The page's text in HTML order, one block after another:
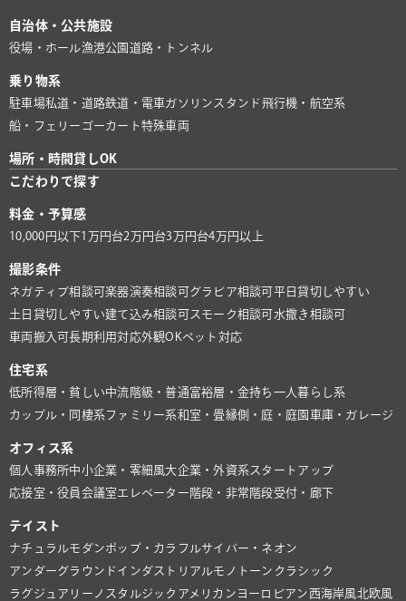
自治体・公共施設
役場・ホール漁港公園 道路・トンネル
乗り物系
駐車場私道・道路鉄道・電車 ガソリンスタンド 飛行機・航空系
船・フェリー ゴーカート特殊車両
場所・時間貸しOK
こだわりで探す
料金・予算感
10,000円以下1万円台2万円台3万円台4万円以上
撮影条件
ネガティブ相談可楽器演奏相談可 グラビア相談可 平日貸切しやすい
土日貸切しやすい建て込み相談可 スモーク相談可 水撒き相談可
車両搬入可長期利用対応外観OKペット対応
住宅系
低所得層・貧しい中流階級・普通富裕層・金持ち 一人暮らし系
カップル・同棲系ファミリー系和室・畳縁側・庭・庭園 車庫・ガレージ
オフィス系
個人事務所中小企業・零細風大企業・外資系スタートアップ
応接室・役員会議室 エレベーター 階段・非常階段受付・廊下
テイスト
ナチュラルモダンポップ・カラフルサイバー・ネオン
アンダーグラウンド インダストリアルモノトーン クラシック
ラグジュアリー ノスタルジック アメリカン ヨーロピアン 西海岸風北欧風